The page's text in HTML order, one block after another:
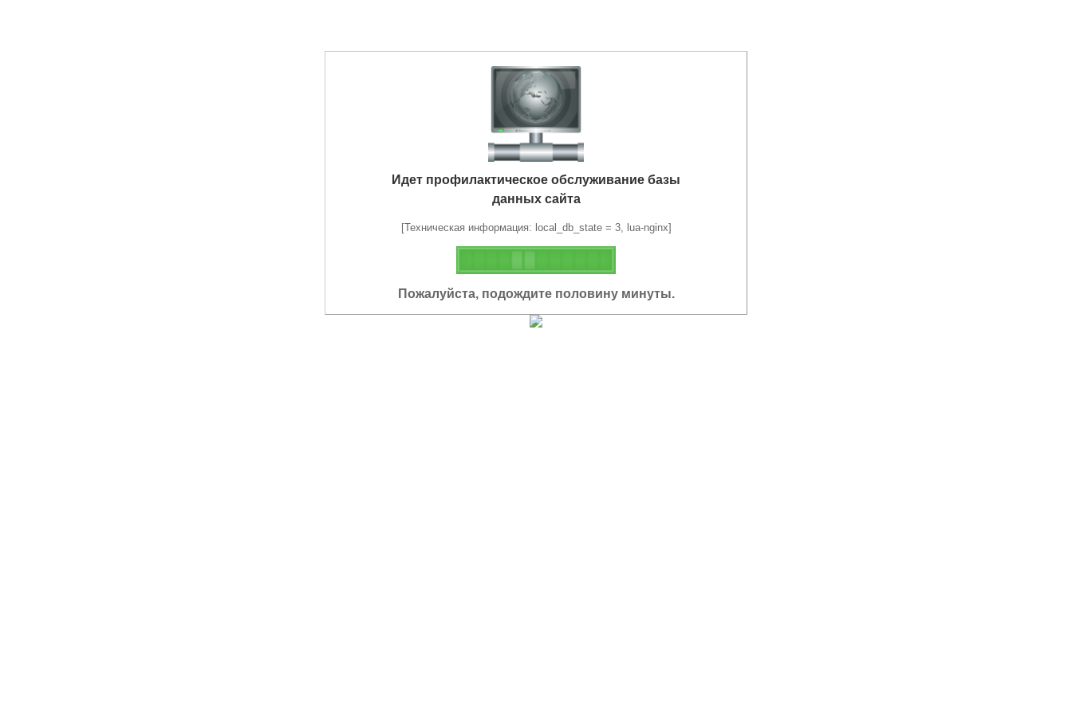
Идет профилактическое обслуживание базы
данных сайта
[Техническая информация: local_db_state = 3, lua-nginx]
Пожалуйста, подождите половину минуты.